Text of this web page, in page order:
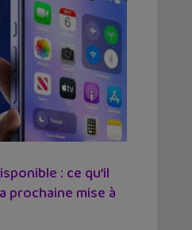
: ce qu’il
prochaine mise à